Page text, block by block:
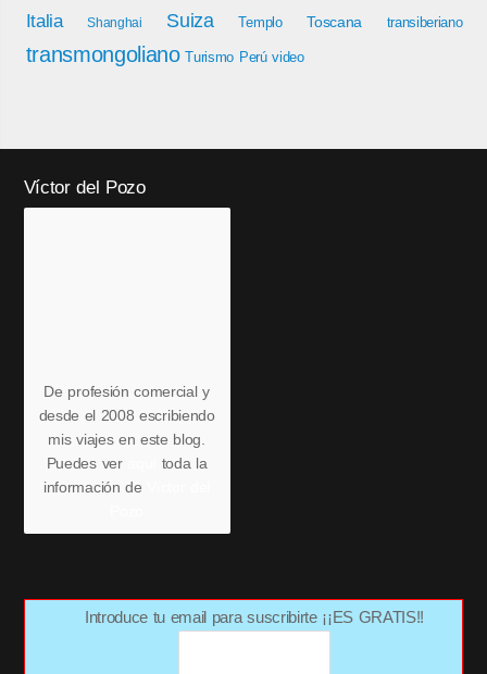
Italia
Shanghai Suiza Templo Toscana transiberiano
transmongoliano Turismo Perú video
Víctor del Pozo
De profesión comercial y
desde el 2008 escribiendo
mis viajes en este blog.
Puedes ver
toda la
información de
Introduce tu email para suscribirte ¡¡ES GRATIS!!